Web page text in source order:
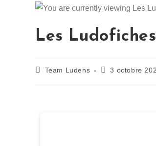
Les
Team Ludens 3 octobre